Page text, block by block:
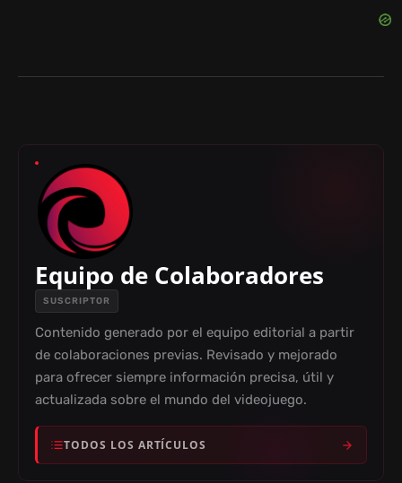
Equipo de Colaboradores
SUSCRIPTOR
Contenido generado por el equipo editorial a partir
de colaboraciones previas. Revisado y mejorado
para ofrecer siempre información precisa, útil y
actualizada sobre el mundo del videojuego.
TODOS LOS ARTÍCULOS